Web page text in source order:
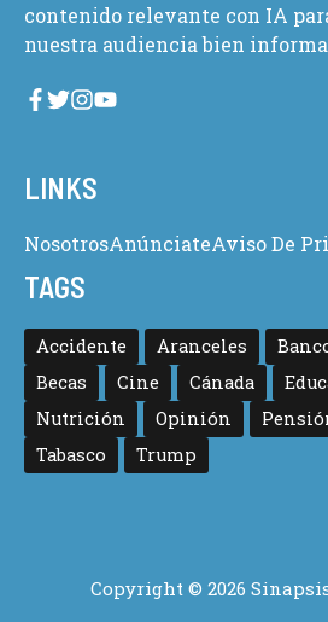
contenido relevante con IA
nuestra audiencia bien
LINKS
NosotrosAnúnciateAviso De
TAGS
Accidente Aranceles
Becas
Cine Cánada
Nutrición
Opinión
Tabasco
Trump
Copyright © 2026